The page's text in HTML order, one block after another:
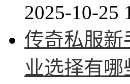
2025-10-25
传奇私服
业选择有哪